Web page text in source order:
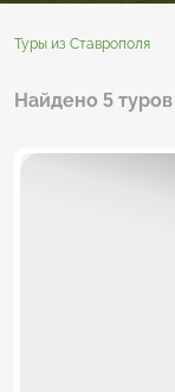
Туры из Ставрополя
Найдено 5